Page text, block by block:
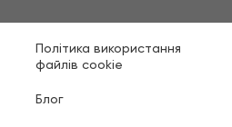
Політика використання
файлів cookie
Блог